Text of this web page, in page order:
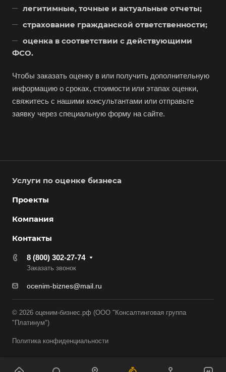
легитимные, точные и актуальные отчеты;
страхование гражданской ответственности;
оценка в соответствии с действующими
ФСО.
Чтобы заказать оценку в или получить дополнительную
информацию о сроках, стоимости или этапах оценки,
свяжитесь с нашими консультантами или отправьте
заявку через специальную форму на сайте.
Услуги по оценке бизнеса
Проекты
Компания
Контакты
8 (800) 302-27-74
Заказать звонок
ocenim-biznes@mail.ru
© 2026 оценим-бизнес.рф (ООО "Консалтинговая группа
"Платинум")
Политика конфиденциальности
Вятские Поляны
Гатчина
Георгиевск
Городец
Горячий Ключ
Губкинский
Гуково
Гусев
Гусь-Хрустальный
Дедовск
Дербент